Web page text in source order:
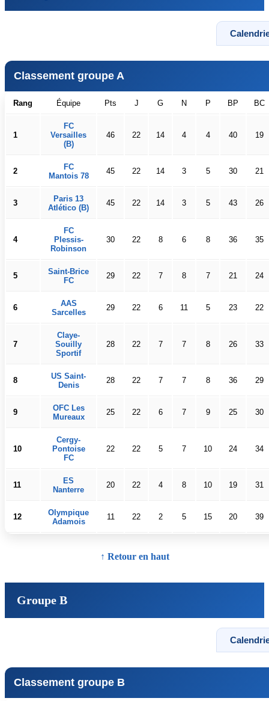
Classement groupe A
Rang Équipe Pts J G N P BP BC
1
FC
Versailles
(B)
46 22 14 4 4 40 19
2
FC
Mantois 78
45 22 14 3 5 30 21
3
Paris 13
Atlético (B)
45 22 14 3 5 43 26
4
FC
Plessis-
Robinson
30 22 8 6 8 36 35
5
Saint-Brice
FC
29 22 7 8 7 21 24
6
AAS
Sarcelles
29 22 6 11 5 23 22
7
Claye-
Souilly
Sportif
28 22 7 7 8 26 33
8
US Saint-
Denis
28 22 7 7 8 36 29
9
OFC Les
Mureaux
25 22 6 7 9 25 30
10
Cergy-
Pontoise
FC
22 22 5 7 10 24 34
11
ES
Nanterre
20 22 4 8 10 19 31
12
Olympique
Adamois
11 22 2 5 15 20 39
↑ Retour en haut
Groupe B
Classement groupe B